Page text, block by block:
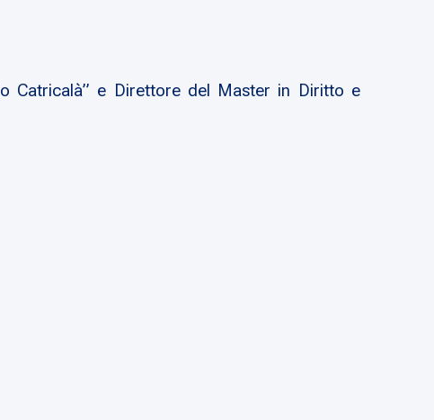
Catricalà” e Direttore del Master in Diritto e